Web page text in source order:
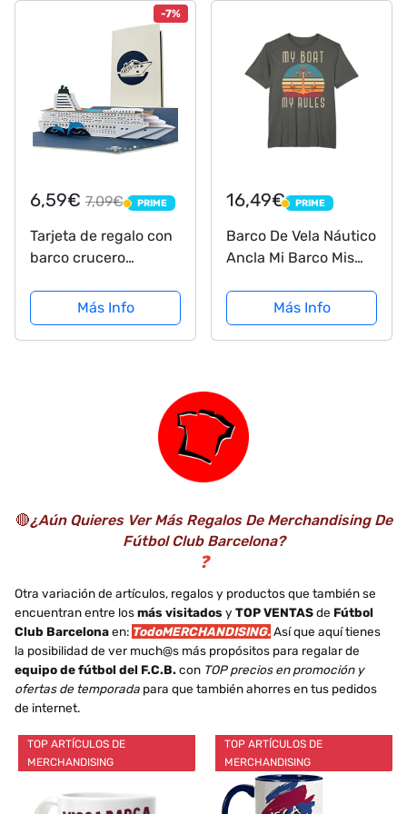
exclusivamente en
Amazon, muñeco de
-7%
6,59€ 7,09€ PRIME
PRIME
Tarjeta de regalo con
barco crucero
regalo o tarjeta
felicitacion para
regalar unas
Más Info
16,49€ PRIME
PRIME
Barco De Vela Náutico
Ancla Mi Barco Mis
CamisetaMás Info
🔴¿Aún Quieres Ver Más Regalos De Merchandising De
Fútbol Club Barcelona?
❓
Otra variación de artículos, regalos y productos que también se
encuentran entre losmás visitados y TOP VENTASde Fútbol
Club Barcelonaen: TodoMERCHANDISING.Así que aquí tienes
la posibilidad de ver much@s más propósitos para regalar de
equipo de fútbol del F.C.B.con TOP precios en promoción y
ofertas de temporada para que también ahorres en tus pedidos
de internet.
TOP ARTÍCULOS DE
MERCHANDISING
TOP ARTÍCULOS DE
MERCHANDISING